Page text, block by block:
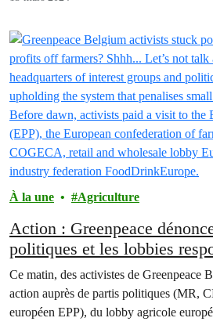
À la une Agriculture
Action : Greenpeace
politiques et les lobbies
misère des agriculteur·rices
Ce matin, des activistes de Greenpeace
action auprès de partis politiques (MR,
européen EPP), du lobby agricole